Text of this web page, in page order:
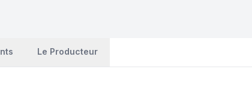
Le Producteur